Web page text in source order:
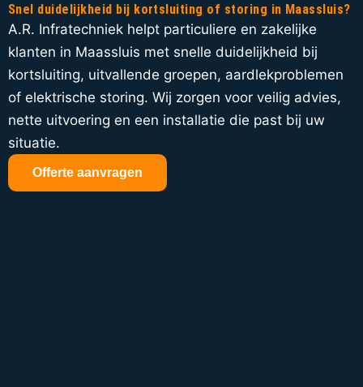
Snel duidelijkheid bij kortsluiting of storing in Maassluis?
A.R. Infratechniek helpt particuliere en zakelijke
klanten in Maassluis met snelle duidelijkheid bij
kortsluiting, uitvallende groepen, aardlekproblemen
of elektrische storing. Wij zorgen voor veilig advies,
nette uitvoering en een installatie die past bij uw
situatie.
Offerte aanvragen